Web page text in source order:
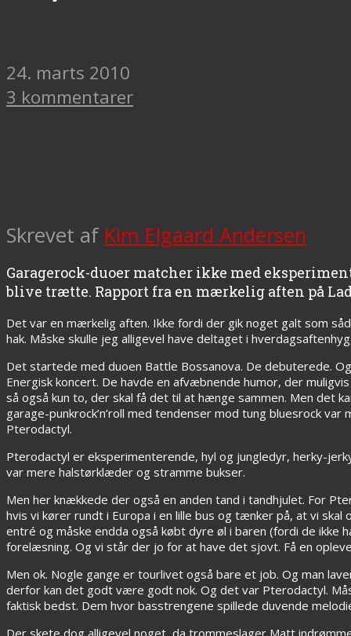
24. marts 2010
3 kommentarer
Skrevet af Kim Elgaard Andersen
Garagerock-duoer matcher ikke med
blive trætte. Rapport fra en mærkelig aften på
Det var en mærkelig aften. Ikke fordi der gik noget galt som
hak. Måske skulle jeg alligevel have deltaget i
Det startede med duoen Battle Bossanova. De debuterede.
Energisk koncert. De havde en afvæbnende humor, der
så også kun to, der skal få det til at hænge sammen. Men
garage-punkrock’n’roll med tendenser mod tung bluesrock
Pterodactyl.
Pterodactyl er eksperimenterende, hyl og jungledyr, herky-
var mere halstørklæder og stramme bukser.
Men her knækkede der også en anden tand i tandhjulet. For
hvis vi kører rundt i Europa i en lille bus og tænker på, at vi
entré og måske endda også købt dyre øl i baren (fordi de ikke
forelæsning. Og vi står der jo for at have det sjovt. Få en
Men ok. Nogle gange er tourlivet også bare et job. Og man
derfor kan det godt være godt nok. Og det var Pterodactyl.
faktisk bedst. Dem hvor basstrengene spillede duvende
Der skete dog alligevel noget, da trommeslager Matt